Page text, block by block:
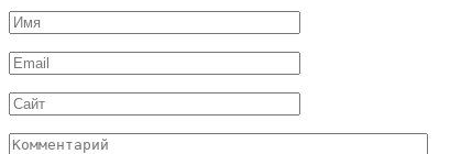
Имя
*
Email
*
Сайт
Комментарий